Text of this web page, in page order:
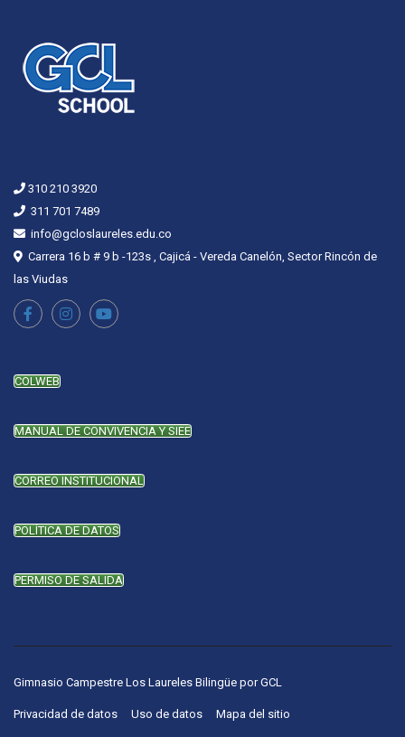
310 210 3920
311 701 7489
info@gcloslaureles.edu.co
Carrera 16 b # 9 b -123s , Cajicá - Vereda Canelón, Sector Rincón de
las Viudas
COLWEB
MANUAL DE CONVIVENCIA Y SIEE
CORREO INSTITUCIONAL
POLÍTICA DE DATOS
PERMISO DE SALIDA
Gimnasio Campestre Los Laureles Bilingüe porGCL
Privacidad de datos Uso de datos Mapa del sitio